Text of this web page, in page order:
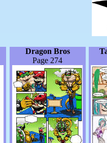
Dragon Bros
Page 274